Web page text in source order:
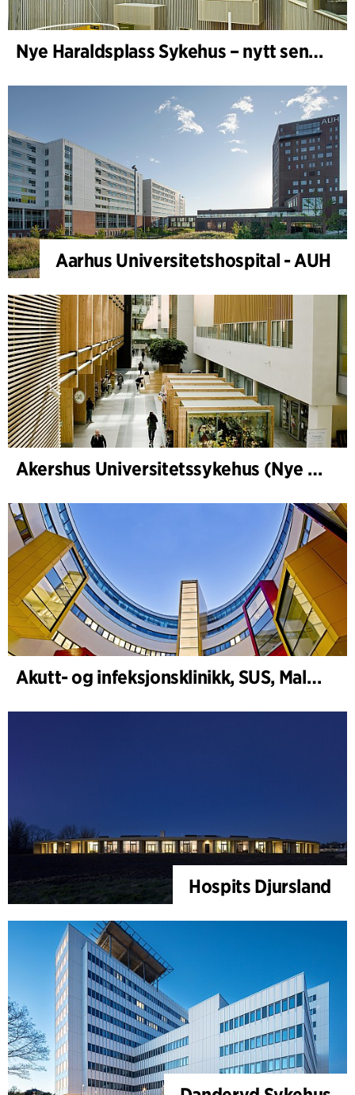
Nye Haraldsplass Sykehus – nytt sengebygg
Aarhus Universitetshospital - AUH
Akershus Universitetssykehus (Nye Ahus)
Akutt- og infeksjonsklinikk, SUS, Malmö
Hospits Djursland